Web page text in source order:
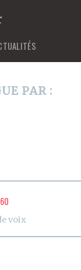
PAR :
voix